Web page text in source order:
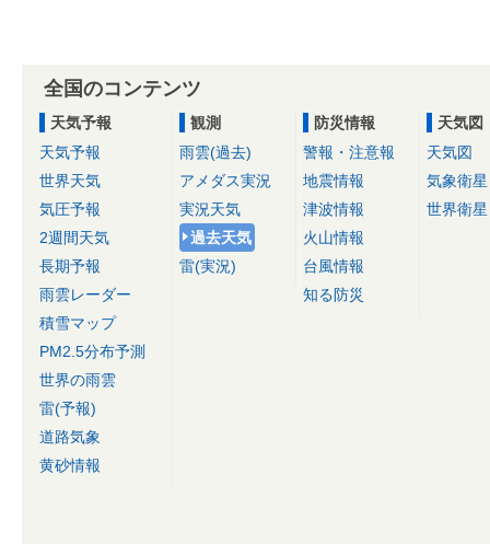
全国のコンテンツ
天気予報
天気予報
世界天気
気圧予報
2週間天気
長期予報
雨雲レーダー
積雪マップ
PM2.5分布予測
世界の雨雲
雷(予報)
道路気象
黄砂情報
観測
雨雲(過去)
アメダス実況
実況天気
過去天気
雷(実況)
防災情報
警報・注意報
地震情報
津波情報
火山情報
台風情報
知る防災
天気図
天気図
気象衛星
世界衛星